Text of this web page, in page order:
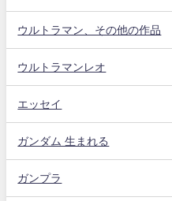
ウルトラマン、その他の作品
ウルトラマンレオ
エッセイ
ガンダム 生まれる
ガンプラ